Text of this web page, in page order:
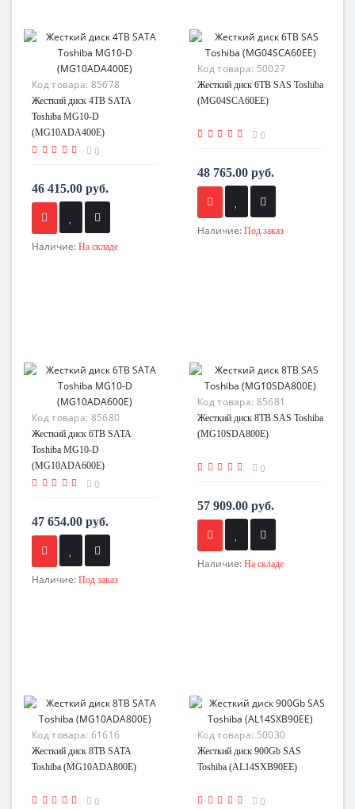
Код товара: 85678
Жесткий диск 4TB SATA
Toshiba MG10-D
(MG10ADA400E)
0
46 415.00 руб.
Наличие: На складе
Код товара: 50027
Жесткий диск 6TB SAS Toshiba
(MG04SCA60EE)
0
48 765.00 руб.
Наличие: Под заказ
Код товара: 85680
Жесткий диск 6TB SATA
Toshiba MG10-D
(MG10ADA600E)
0
47 654.00 руб.
Наличие: Под заказ
Код товара: 85681
Жесткий диск 8TB SAS Toshiba
(MG10SDA800E)
0
57 909.00 руб.
Наличие: На складе
Код товара: 61616
Жесткий диск 8TB SATA
Toshiba (MG10ADA800E)
0
Код товара: 50030
Жесткий диск 900Gb SAS
Toshiba (AL14SXB90EE)
0